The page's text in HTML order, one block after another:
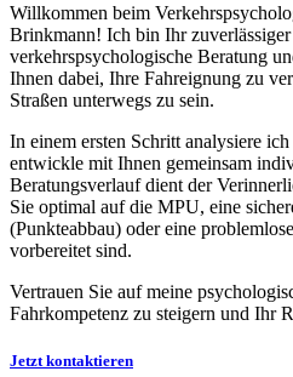
Willkommen beim
Brinkmann! Ich bin Ihr
verkehrspsychologische Beratung
Ihnen dabei, Ihre Fahreignung zu
Straßen unterwegs zu sein.
In einem ersten Schritt analysiere
entwickle mit Ihnen gemeinsam
Beratungsverlauf dient der
Sie optimal auf die MPU, eine
(Punkteabbau) oder eine
vorbereitet sind.
Vertrauen Sie auf meine
Fahrkompetenz zu steigern und Ihr
Jetzt kontaktieren